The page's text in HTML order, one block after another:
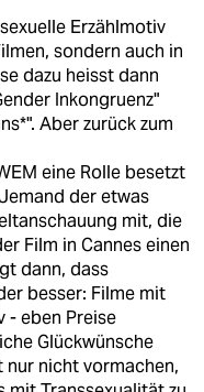
Erzählmotiv
sondern auch in
dazu heisst dann
Inkongruenz"
Aber zurück zum
eine Rolle besetzt
der etwas
mit, die
Film in Cannes einen
dann, dass
besser: Filme mit
- eben Preise
Glückwünsche
nur nicht vormachen,